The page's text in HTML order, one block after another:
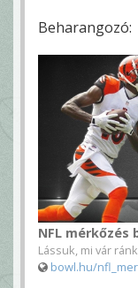
Beharangozó:
NFL mérkőzés
Lássuk, mi vár
bowl.hu/